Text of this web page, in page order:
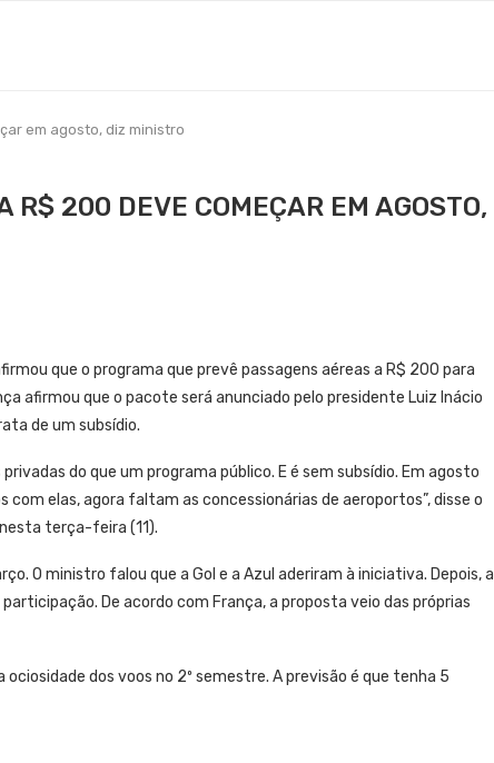
em agosto, diz ministro
R$ 200 DEVE COMEÇAR EM AGOSTO,
que o programa que prevê passagens aéreas a R$ 200 para
afirmou que o pacote será anunciado pelo presidente Luiz Inácio
de um subsídio.
do que um programa público. E é sem subsídio. Em agosto
elas, agora faltam as concessionárias de aeroportos”, disse o
terça-feira (11).
O ministro falou que a Gol e a Azul aderiram à iniciativa. Depois, a
De acordo com França, a proposta veio das próprias
dos voos no 2º semestre. A previsão é que tenha 5